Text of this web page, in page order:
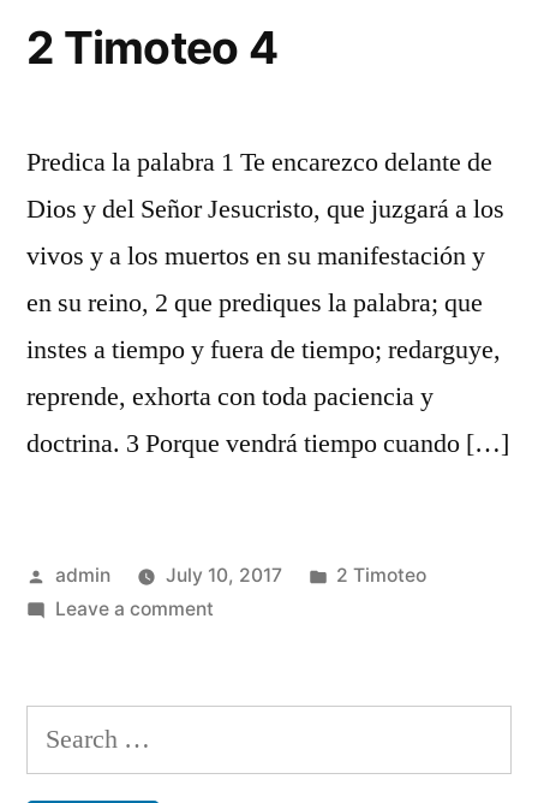
2 Timoteo 4
Predica la palabra 1 Te encarezco delante de
Dios y del Señor Jesucristo, que juzgará a los
vivos y a los muertos en su manifestación y
en su reino, 2 que prediques la palabra; que
instes a tiempo y fuera de tiempo; redarguye,
reprende, exhorta con toda paciencia y
doctrina. 3 Porque vendrá tiempo cuando […]
Posted
by
admin July 10, 2017
Posted
2 Timoteo
Leave a commenton
4
Search
for: